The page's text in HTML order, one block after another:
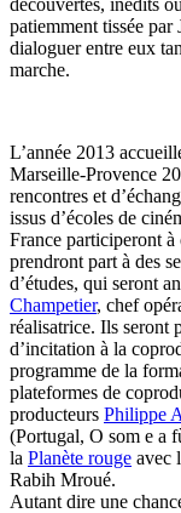
patiemment tissée
dialoguer entre eux
marche.
L’année 2013
Marseille-Provence
rencontres et
issus d’écoles de
France participeront
prendront part à des
d’études, qui seront
Champetier, chef
réalisatrice. Ils seront
d’incitation à la
programme de la
plateformes de
producteurs Philippe
(Portugal, O som e a
la Planète rouge avec
Rabih Mroué.
Autant dire une